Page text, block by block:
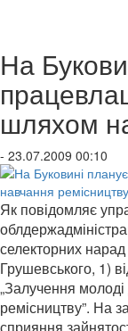
На
шляхом
- 23.07.2009 00:10
Як повідомляє
селекторних
Грушевського, 1)
„Залучення
ремісництву”. На